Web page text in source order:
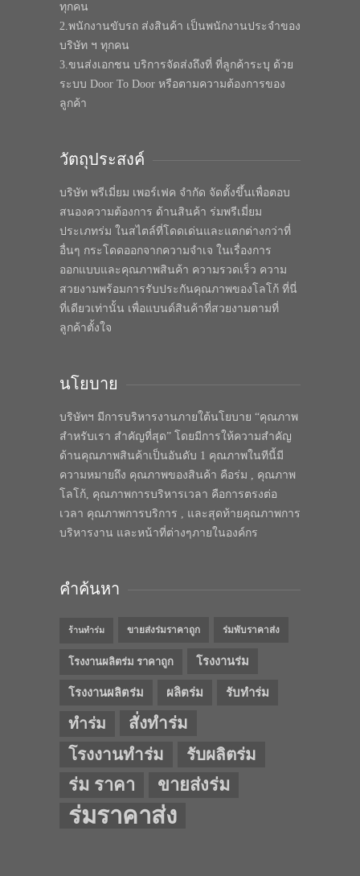
ทุกคน
2.พนักงานขับรถ ส่งสินค้า เป็นพนักงานประจำของ
บริษัท ฯ ทุกคน
3.ขนส่งเอกชน บริการจัดส่งถึงที่ ที่ลูกค้าระบุ ด้วย
ระบบ Door To Door หรือตามความต้องการของ
ลูกค้า
วัตถุประสงค์
บริษัท พรีเมี่ยม เพอร์เฟค จำกัด จัดตั้งขึ้นเพื่อตอบ
สนองความต้องการ ด้านสินค้า ร่มพรีเมี่ยม
ประเภทร่ม ในสไตล์ที่โดดเด่นและแตกต่างกว่าที่
อื่นๆ กระโดดออกจากความจำเจ ในเรื่องการ
ออกแบบและคุณภาพสินค้า ความรวดเร็ว ความ
สวยงามพร้อมการรับประกันคุณภาพของโลโก้ ที่นี่
ที่เดียวเท่านั้น เพื่อแบนด์สินค้าที่สวยงามตามที่
ลูกค้าตั้งใจ
นโยบาย
บริษัทฯ มีการบริหารงานภายใต้นโยบาย “คุณภาพ
สำหรับเรา สำคัญที่สุด” โดยมีการให้ความสำคัญ
ด้านคุณภาพสินค้าเป็นอันดับ 1 คุณภาพในทีนี้มี
ความหมายถึง คุณภาพของสินค้า คือร่ม , คุณภาพ
โลโก้, คุณภาพการบริหารเวลา คือการตรงต่อ
เวลา คุณภาพการบริการ , และสุดท้ายคุณภาพการ
บริหารงาน และหน้าที่ต่างๆภายในองค์กร
คำค้นหา
ร้านทำร่ม ขายส่งร่มราคาถูก ร่มพับราคาส่ง
โรงงานผลิตร่ม ราคาถูก โรงงานร่ม
โรงงานผลิตร่ม ผลิตร่ม รับทำร่ม
ทำร่ม
สั่งทำร่ม
โรงงานทำร่ม
รับผลิตร่ม
ร่ม ราคา ขายส่งร่ม
ร่มราคาส่ง